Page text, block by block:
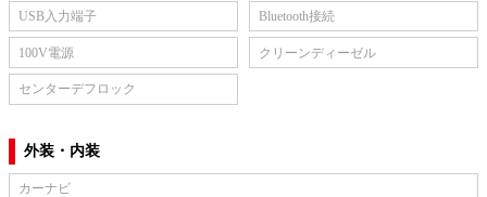
USB入力端子 Bluetooth接続
100V電源 クリーンディーゼル
センターデフロック
外装・内装
カーナビ